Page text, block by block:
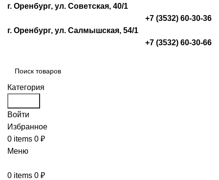
г. Оренбург, ул. Советская, 40/1
+7 (3532) 60-30-36
г. Оренбург, ул. Салмышская, 54/1
+7 (3532) 60-30-66
Категория
Войти
Избранное
0 items 0 ₽
Меню
0 items 0 ₽